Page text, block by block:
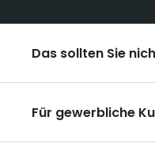
Das sollten Sie
Die Weihnachtsmärkte
Ribeauvillé, zwischen
Für gewerbliche